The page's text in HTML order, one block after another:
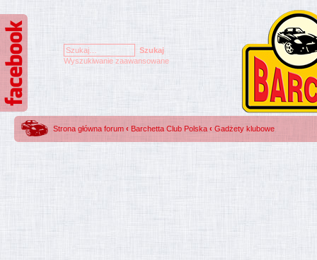
Wyszukiwanie zaawansowane
Strona główna forum ‹ Barchetta Club Polska ‹ Gadżety klubowe